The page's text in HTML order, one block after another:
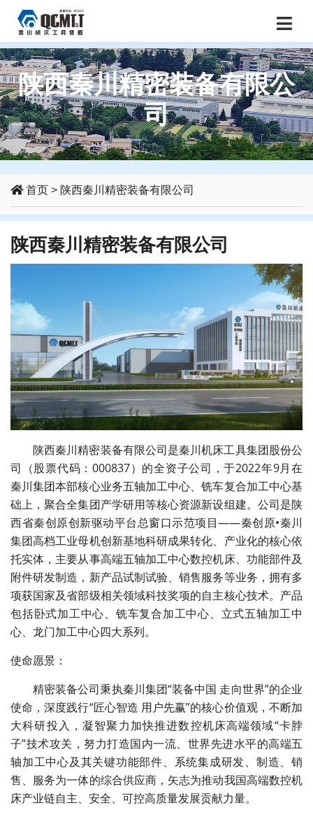
陕西秦川精密装备有限公
司
首页 > 陕西秦川精密装备有限公司
陕西秦川精密装备有限公司
陕西秦川精密装备有限公司是秦川机床工具集团股份公
司（股票代码：000837）的全资子公司，于2022年9月在
秦川集团本部核心业务五轴加工中心、铣车复合加工中心基
础上，聚合全集团产学研用等核心资源新设组建。公司是陕
西省秦创原创新驱动平台总窗口示范项目——秦创原•秦川
集团高档工业母机创新基地科研成果转化、产业化的核心依
托实体，主要从事高端五轴加工中心数控机床、功能部件及
附件研发制造，新产品试制试验、销售服务等业务，拥有多
项获国家及省部级相关领域科技奖项的自主核心技术。产品
包括卧式加工中心、铣车复合加工中心、立式五轴加工中
心、龙门加工中心四大系列。
使命愿景：
精密装备公司秉执秦川集团“装备中国 走向世界”的企业
使命，深度践行“匠心智造 用户先赢”的核心价值观，不断加
大科研投入，凝智聚力加快推进数控机床高端领域“卡脖
子”技术攻关，努力打造国内一流、世界先进水平的高端五
轴加工中心及其关键功能部件、系统集成研发、制造、销
售、服务为一体的综合供应商，矢志为推动我国高端数控机
床产业链自主、安全、可控高质量发展贡献力量。